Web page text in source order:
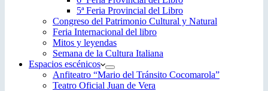
5ª Feria Provincial del Libro
Congreso del Patrimonio Cultural y Natural
Feria Internacional del libro
Mitos y leyendas
Semana de la Cultura Italiana
Espacios escénicos
Anfiteatro “Mario del Tránsito Cocomarola”
Teatro Oficial Juan de Vera